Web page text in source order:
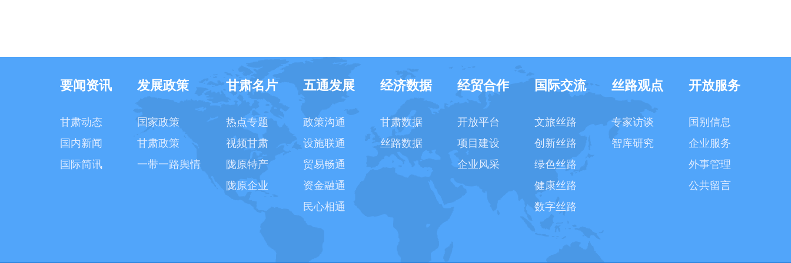
要闻资讯
甘肃动态
国内新闻
国际简讯
发展政策
国家政策
甘肃政策
一带一路舆情
甘肃名片
热点专题
视频甘肃
陇原特产
陇原企业
五通发展
政策沟通
设施联通
贸易畅通
资金融通
民心相通
经济数据
甘肃数据
丝路数据
经贸合作
开放平台
项目建设
企业风采
国际交流
文旅丝路
创新丝路
绿色丝路
健康丝路
数字丝路
丝路观点
专家访谈
智库研究
开放服务
国别信息
企业服务
外事管理
公共留言